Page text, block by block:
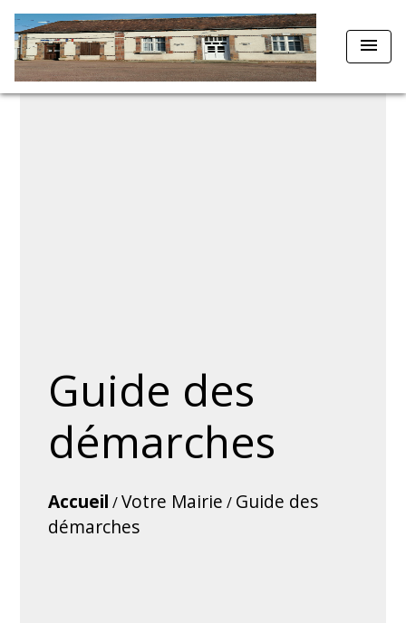
menu
Guide des
démarches
Accueil /Votre Mairie / Guide des
démarches